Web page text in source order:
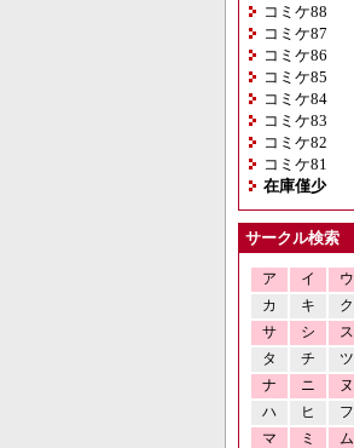
コミケ88
コミケ87
コミケ86
コミケ85
コミケ84
コミケ83
コミケ82
コミケ81
在庫僅少
サークル検索
ア イ ウ
カ
キ ク
サ
シ ス
タ
チ ツ
ナ
ニ ヌ
ハ
ヒ フ
マ
ミ ム